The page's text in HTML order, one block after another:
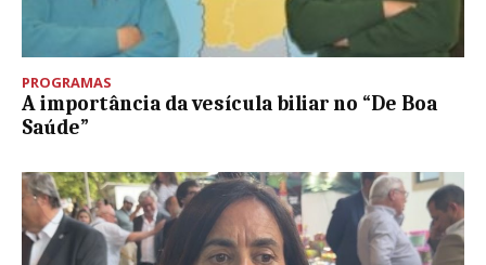
PROGRAMAS
A importância da vesícula biliar no “De Boa
Saúde”